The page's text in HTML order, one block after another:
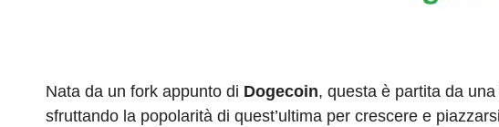
Nata da un fork appunto di Dogecoin, questa è partita da
sfruttando la popolarità di quest’ultima per crescere e